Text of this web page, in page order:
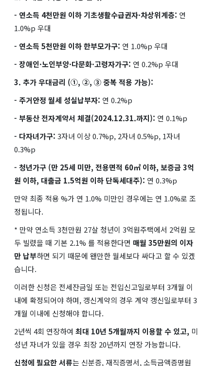
- 연소득 4천만원 이하 기초생활수급권자·차상위계층: 연
1.0%p 우대
- 연소득 5천만원 이하 한부모가구: 연 1.0%p 우대
- 장애인·노인부양·다문화·고령자가구: 연 0.2%p 우대
3. 추가 우대금리 (①, ②, ③ 중복 적용 가능):
- 주거안정 월세 성실납부자: 연 0.2%p
- 부동산 전자계약서 체결(2024.12.31.까지): 연 0.1%p
- 다자녀가구: 3자녀 이상 0.7%p, 2자녀 0.5%p, 1자녀
0.3%p
- 청년가구 (만 25세 미만, 전용면적 60㎡ 이하, 보증금 3억
원 이하, 대출금 1.5억원 이하 단독세대주): 연 0.3%p
만약 최종 적용 %가 연 1.0% 미만인 경우에는 연 1.0%로 조
정됩니다.
* 만약 연소득 3천만원 27살 청년이 3억원주택에서 2억원 모
두 빌렸을 때 기본 2.1% 를 적용한다면 매월 35만원의 이자
만 납부하면 되기 때문에 왠만한 월세보다 싸다고 할 수 있겠
습니다.
이러한 신청은 전세잔금일 또는 전입신고일로부터 3개월 이
내에 확정되어야 하며, 갱신계약의 경우 계약 갱신일로부터 3
개월 이내에 신청해야 합니다.
2년씩 4회 연장하여 최대 10년 5개월까지 이용할 수 있고, 미
성년 자녀가 있을 경우 최장 20년까지 연장 가능합니다.
신청에 필요한 서류는 신분증, 재직증명서, 소득금액증명원